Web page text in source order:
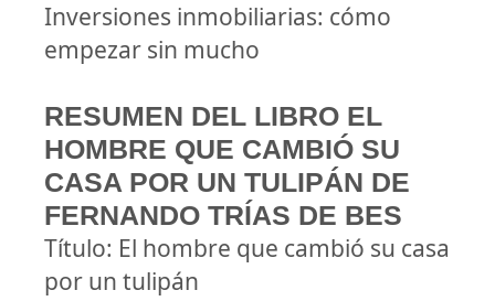
Inversiones inmobiliarias: cómo
empezar sin mucho
RESUMEN DEL LIBRO EL
HOMBRE QUE CAMBIÓ SU
CASA POR UN TULIPÁN DE
FERNANDO TRÍAS DE BES
Título: El hombre que cambió su casa
por un tulipán